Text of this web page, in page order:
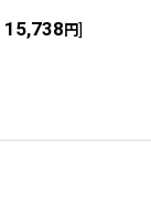
15,738 円]